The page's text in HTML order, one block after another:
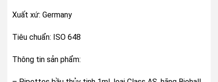
Xuất xứ: Germany
Tiêu chuẩn: ISO 648
Thông tin sản phẩm: